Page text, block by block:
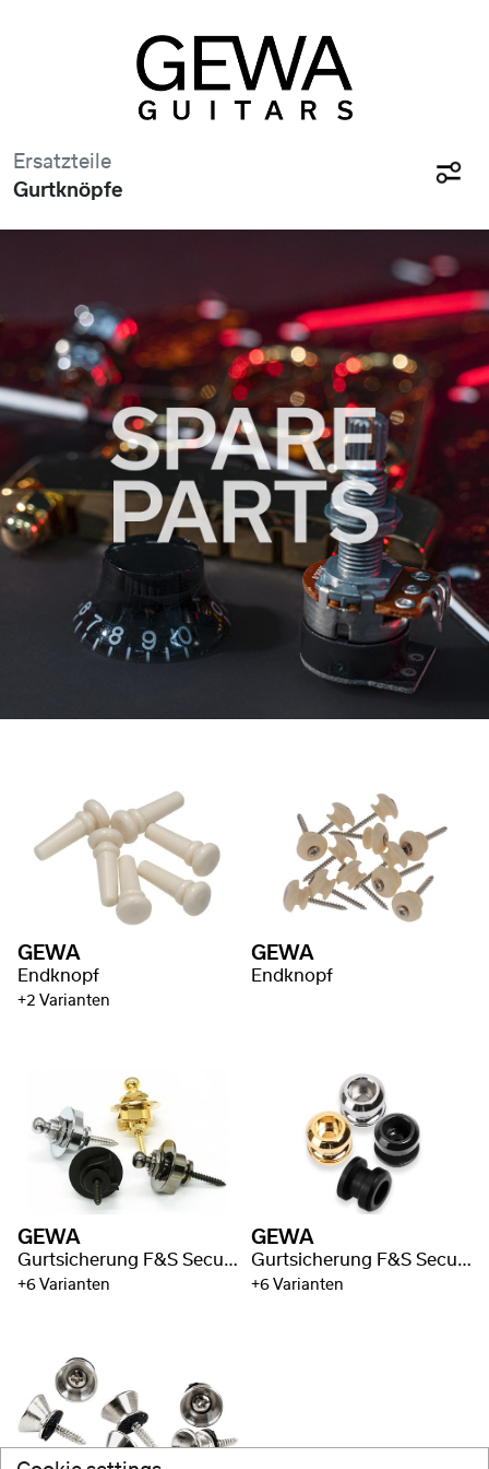
Ersatzteile
Gurtknöpfe
GEWA
Endknopf
+2 Varianten
GEWA
Endknopf
GEWA
Gurtsicherung F&S Security Lock
+6 Varianten
GEWA
Gurtsicherung F&S Security Lock Sockel
+6 Varianten